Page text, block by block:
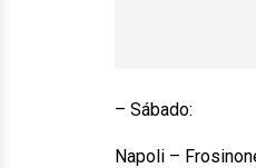
– Sábado:
Napoli –